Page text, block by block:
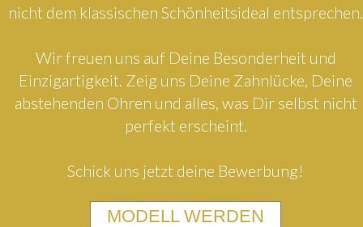
nicht dem klassischen Schönheitsideal entsprechen.
Wir freuen uns auf Deine Besonderheit und
Einzigartigkeit. Zeig uns Deine Zahnlücke, Deine
abstehenden Ohren und alles, was Dir selbst nicht
perfekt erscheint.
Schick uns jetzt deine Bewerbung!
MODELL WERDEN